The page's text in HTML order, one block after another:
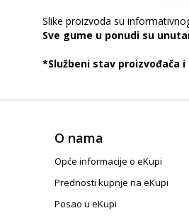
Slike proizvoda su
Sve gume u ponudi su
*Službeni stav proizvođača
O nama
Opće informacije o eKupi
Prednosti kupnje na eKupi
Posao u eKupi